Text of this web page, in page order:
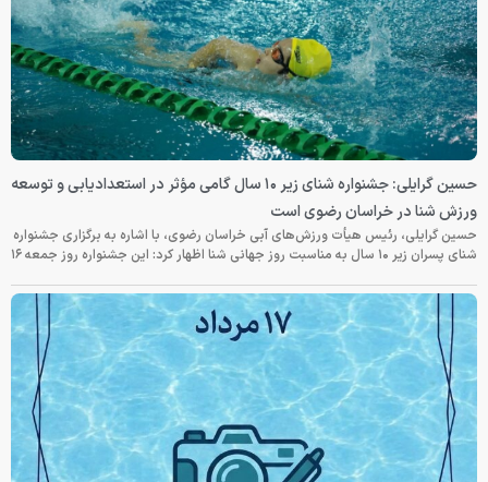
حسین گرایلی: جشنواره شنای زیر ۱۰ سال گامی مؤثر در استعدادیابی و توسعه
ورزش شنا در خراسان رضوی است
حسین گرایلی، رئیس هیأت ورزش‌های آبی خراسان رضوی، با اشاره به برگزاری جشنواره
شنای پسران زیر ۱۰ سال به مناسبت روز جهانی شنا اظهار کرد: این جشنواره روز جمعه‌ ۱۶